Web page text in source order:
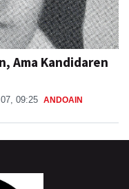
Ama Kandidaren
09:25 ANDOAIN